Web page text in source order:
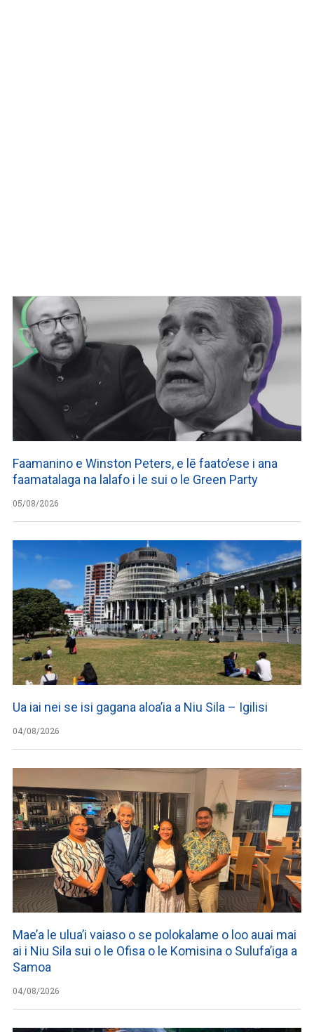
Faamanino e Winston Peters, e lē faato’ese i ana
faamatalaga na lalafo i le sui o le Green Party
05/08/2026
Ua iai nei se isi gagana aloa’ia a Niu Sila – Igilisi
04/08/2026
Mae’a le ulua’i vaiaso o se polokalame o loo auai mai
ai i Niu Sila sui o le Ofisa o le Komisina o Sulufa’iga a
Samoa
04/08/2026